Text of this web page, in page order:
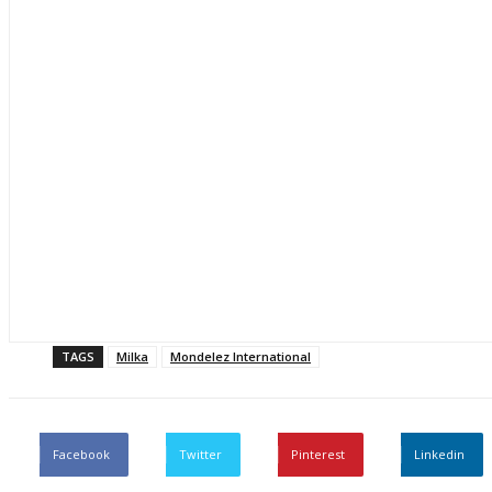
TAGS Milka Mondelez International
Facebook Twitter Pinterest Linkedin